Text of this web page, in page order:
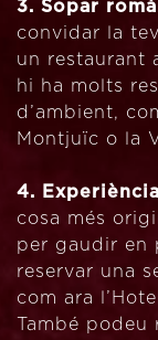
3. Sopar
convidar la
un restaurant
hi ha molts
d’ambient,
Montjuïc o la
4.
cosa més
per gaudir en
reservar una
com ara
També